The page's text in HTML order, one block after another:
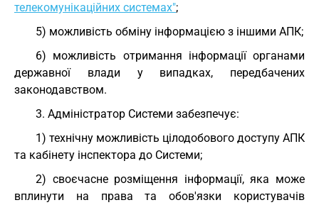
телекомунікаційних системах";
5) можливість обміну інформацією з іншими АПК;
6) можливість отримання інформації органами
державної влади у випадках, передбачених
законодавством.
3. Адміністратор Системи забезпечує:
1) технічну можливість цілодобового доступу АПК
та кабінету інспектора до Системи;
2) своєчасне розміщення інформації, яка може
вплинути на права та обов'язки користувачів